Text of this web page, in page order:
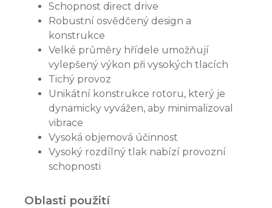
Schopnost direct drive
Robustní osvědčený design a
konstrukce
Velké průměry hřídele umožňují
vylepšený výkon při vysokých tlacích
Tichý provoz
Unikátní konstrukce rotoru, který je
dynamicky vyvážen, aby minimalizoval
vibrace
Vysoká objemová účinnost
Vysoký rozdílný tlak nabízí provozní
schopnosti
Oblasti použití